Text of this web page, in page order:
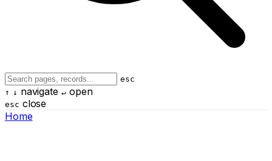
esc
↑ ↓ navigate ↵open
esc close
Home